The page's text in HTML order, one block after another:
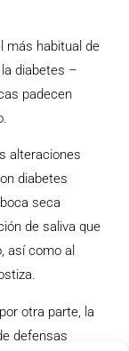
más habitual de
diabetes –
padecen
alteraciones
diabetes
seca
de saliva que
así como al
otra parte, la
defensas